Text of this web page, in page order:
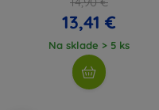
13,41 €
Na sklade > 5 ks